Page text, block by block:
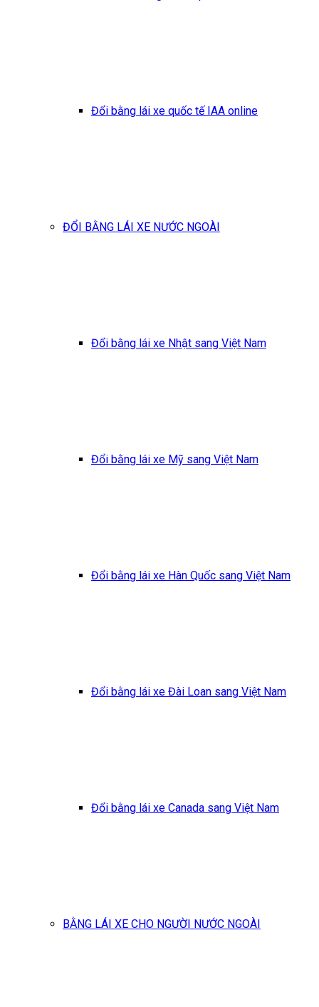
Đổi bằng lái xe quốc tế IAA online
ĐỔI BẰNG LÁI XE NƯỚC NGOÀI
Đổi bằng lái xe Nhật sang Việt Nam
Đổi bằng lái xe Mỹ sang Việt Nam
Đổi bằng lái xe Hàn Quốc sang Việt Nam
Đổi bằng lái xe Đài Loan sang Việt Nam
Đổi bằng lái xe Canada sang Việt Nam
BẰNG LÁI XE CHO NGƯỜI NƯỚC NGOÀI